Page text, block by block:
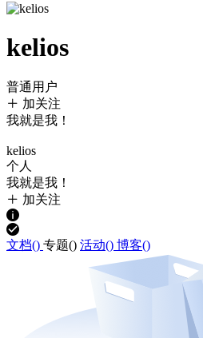
kelios
普通用户
加关注
我就是我！
kelios
个人
我就是我！
加关注
文档() 专题() 活动() 博客()